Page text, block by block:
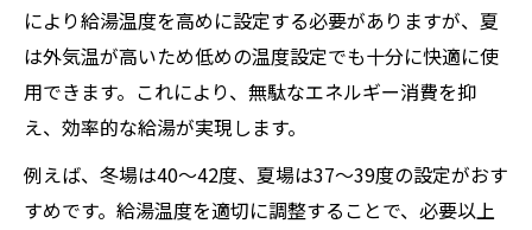
により給湯温度を高めに設定する必要がありますが、夏
は外気温が高いため低めの温度設定でも十分に快適に使
用できます。これにより、無駄なエネルギー消費を抑
え、効率的な給湯が実現します。
例えば、冬場は40〜42度、夏場は37〜39度の設定がおす
すめです。給湯温度を適切に調整することで、必要以上